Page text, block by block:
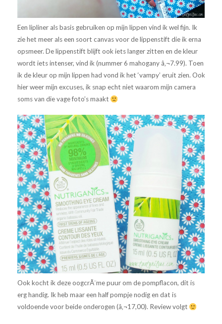
Een lipliner als basis gebruiken op mijn lippen vind ik wel fijn. Ik
zie het meer als een soort canvas voor de lippenstift die ik erna
opsmeer. De lippenstift blijft ook iets langer zitten en de kleur
wordt iets intenser, vind ik (nummer 6 mahogany â‚¬7.99). Toen
ik de kleur op mijn lippen had vond ik het ‘vampy’ eruit zien. Ook
hier weer mijn excuses, ik snap echt niet waarom mijn camera
soms van die vage foto’s maakt
Ook kocht ik deze oogcrÃ¨me puur om de pompflacon, dit is
erg handig. Ik heb maar een half pompje nodig en dat is
voldoende voor beide onderogen (â‚¬17,00). Review volgt